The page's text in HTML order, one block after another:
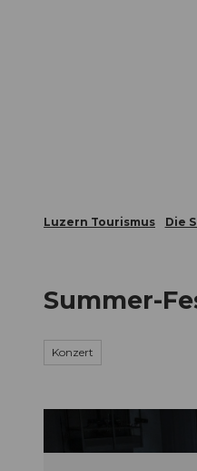
Luzern Tourismus Die
Summer-
Konzert